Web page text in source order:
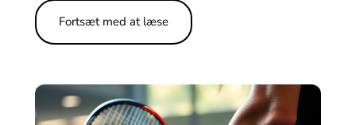
Fortsæt med at læse